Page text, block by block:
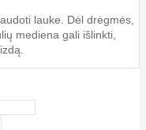
lauke. Dėl drėgmės,
mediena gali išlinkti,